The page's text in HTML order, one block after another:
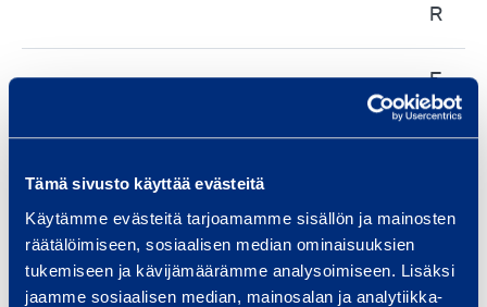
Tämä sivusto käyttää evästeitä
Käytämme evästeitä tarjoamamme sisällön ja mainosten
räätälöimiseen, sosiaalisen median ominaisuuksien
tukemiseen ja kävijämäärämme analysoimiseen. Lisäksi
jaamme sosiaalisen median, mainosalan ja analytiikka-
R
11,6300
E
U
R
Lowest price /share: 11,2600
R